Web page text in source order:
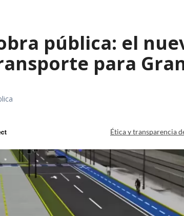
pública: el
para
Ética y transparencia